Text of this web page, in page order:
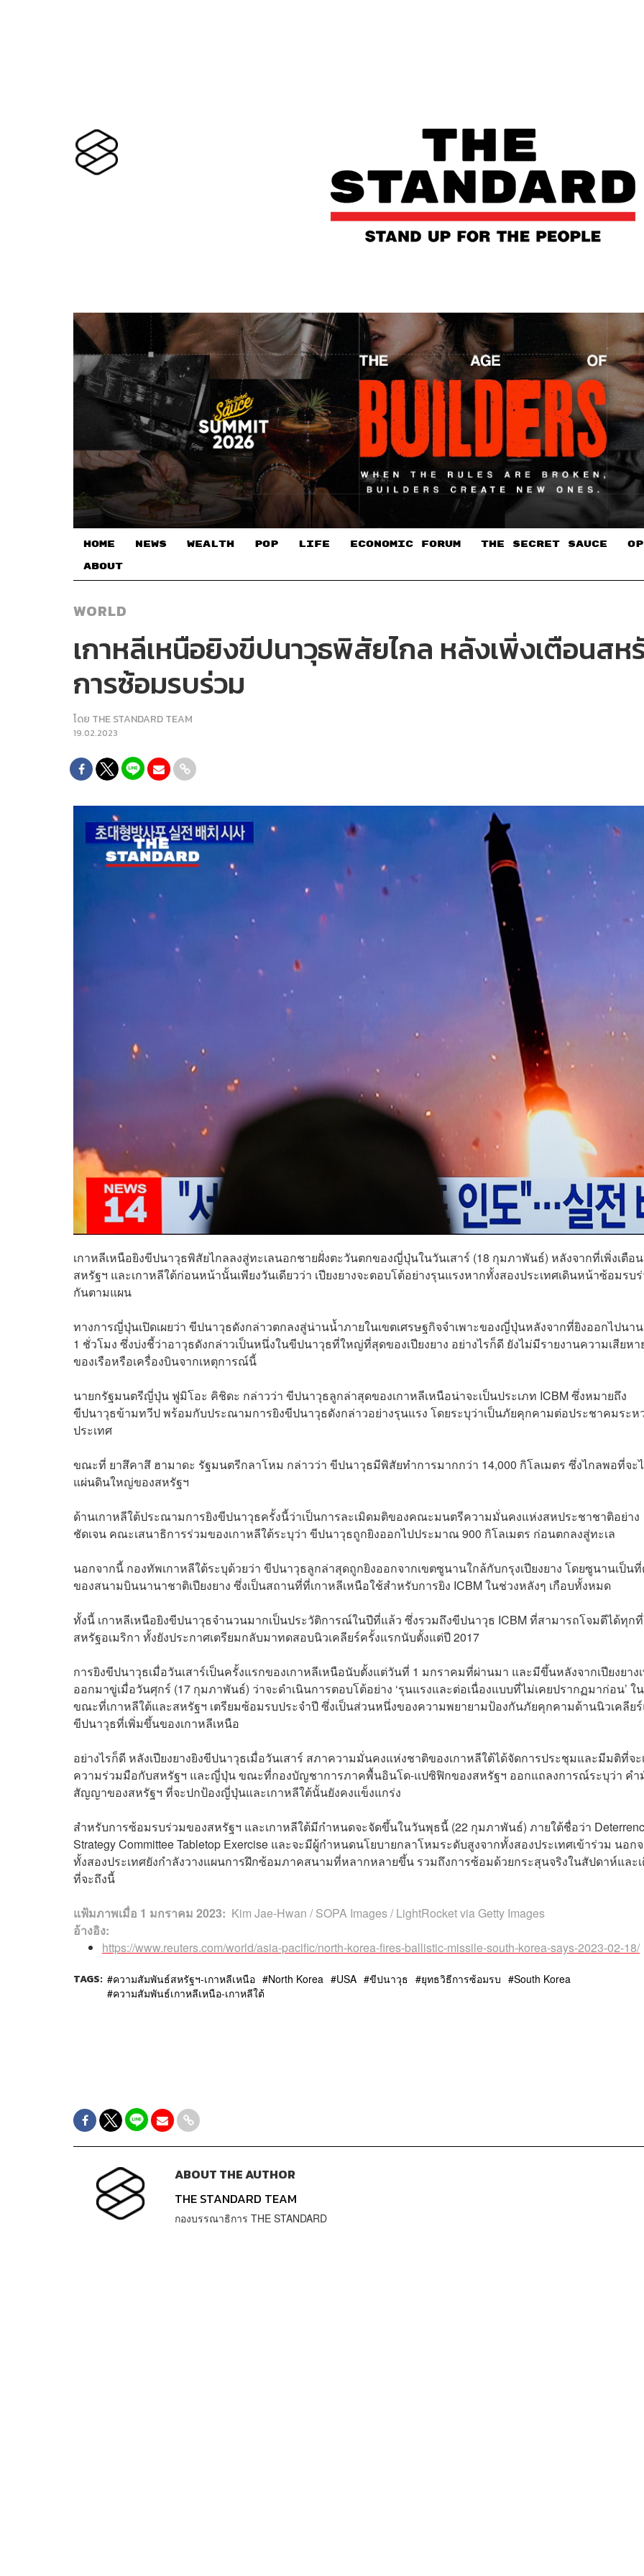
HOME NEWS WEALTH POP LIFE ECONOMIC FORUM THE SECRET SAUCE​
ABOUT
WORLD
เกาหลีเหนือยิงขีปนาวุธพิสัยไกล หลังเพิ่งเตือนสห
การซ้อมรบร่วม
โดย THE STANDARD TEAM
19.02.2023
เกาหลีเหนือยิงขีปนาวุธพิสัยไกลลงสู่ทะเลนอกชายฝั่งตะวันตกของญี่ปุ่นในวันเสาร์ (18 กุมภาพันธ์) หลังจากที่เพิ่งเตือน
สหรัฐฯ และเกาหลีใต้ก่อนหน้านั้นเพียงวันเดียวว่า เปียงยางจะตอบโต้อย่างรุนแรงหากทั้งสองประเทศเดินหน้าซ้อมรบ
กันตามแผน
ทางการญี่ปุ่นเปิดเผยว่า ขีปนาวุธดังกล่าวตกลงสู่น่านน้ำภายในเขตเศรษฐกิจจำเพาะของญี่ปุ่นหลังจากที่ยิงออกไปนา
1 ชั่วโมง ซึ่งบ่งชี้ว่าอาวุธดังกล่าวเป็นหนึ่งในขีปนาวุธที่ใหญ่ที่สุดของเปียงยาง อย่างไรก็ดี ยังไม่มีรายงานความเสียหา
ของเรือหรือเครื่องบินจากเหตุการณ์นี้
นายกรัฐมนตรีญี่ปุ่น ฟูมิโอะ คิชิดะ กล่าวว่า ขีปนาวุธลูกล่าสุดของเกาหลีเหนือน่าจะเป็นประเภท ICBM ซึ่งหมายถึง
ขีปนาวุธข้ามทวีป พร้อมกับประณามการยิงขีปนาวุธดังกล่าวอย่างรุนแรง โดยระบุว่าเป็นภัยคุกคามต่อประชาคมระห
ประเทศ
ขณะที่ ยาสึคาสึ ฮามาดะ รัฐมนตรีกลาโหม กล่าวว่า ขีปนาวุธมีพิสัยทำการมากกว่า 14,000 กิโลเมตร ซึ่งไกลพอที่จะ
แผ่นดินใหญ่ของสหรัฐฯ
ด้านเกาหลีใต้ประณามการยิงขีปนาวุธครั้งนี้ว่าเป็นการละเมิดมติของคณะมนตรีความมั่นคงแห่งสหประชาชาติอย่าง
ชัดเจน คณะเสนาธิการร่วมของเกาหลีใต้ระบุว่า ขีปนาวุธถูกยิงออกไปประมาณ 900 กิโลเมตร ก่อนตกลงสู่ทะเล
นอกจากนี้ กองทัพเกาหลีใต้ระบุด้วยว่า ขีปนาวุธลูกล่าสุดถูกยิงออกจากเขตซูนานใกล้กับกรุงเปียงยาง โดยซูนานเป็น
ของสนามบินนานาชาติเปียงยาง ซึ่งเป็นสถานที่ที่เกาหลีเหนือใช้สำหรับการยิง ICBM ในช่วงหลังๆ เกือบทั้งหมด
ทั้งนี้ เกาหลีเหนือยิงขีปนาวุธจำนวนมากเป็นประวัติการณ์ในปีที่แล้ว ซึ่งรวมถึงขีปนาวุธ ICBM ที่สามารถโจมตีได้ทุก
สหรัฐอเมริกา ทั้งยังประกาศเตรียมกลับมาทดสอบนิวเคลียร์ครั้งแรกนับตั้งแต่ปี 2017
การยิงขีปนาวุธเมื่อวันเสาร์เป็นครั้งแรกของเกาหลีเหนือนับตั้งแต่วันที่ 1 มกราคมที่ผ่านมา และมีขึ้นหลังจากเปียงยาง
ออกมาขู่เมื่อวันศุกร์ (17 กุมภาพันธ์) ว่าจะดำเนินการตอบโต้อย่าง ‘รุนแรงและต่อเนื่องแบบที่ไม่เคยปรากฏมาก่อน’ ใน
ขณะที่เกาหลีใต้และสหรัฐฯ เตรียมซ้อมรบประจำปี ซึ่งเป็นส่วนหนึ่งของความพยายามป้องกันภัยคุกคามด้านนิวเคลีย
ขีปนาวุธที่เพิ่มขึ้นของเกาหลีเหนือ
อย่างไรก็ดี หลังเปียงยางยิงขีปนาวุธเมื่อวันเสาร์ สภาความมั่นคงแห่งชาติของเกาหลีใต้ได้จัดการประชุมและมีมติที่จ
ความร่วมมือกับสหรัฐฯ และญี่ปุ่น ขณะที่กองบัญชาการภาคพื้นอินโด-แปซิฟิกของสหรัฐฯ ออกแถลงการณ์ระบุว่า ค
สัญญาของสหรัฐฯ ที่จะปกป้องญี่ปุ่นและเกาหลีใต้นั้นยังคงแข็งแกร่ง
สำหรับการซ้อมรบร่วมของสหรัฐฯ และเกาหลีใต้มีกำหนดจะจัดขึ้นในวันพุธนี้ (22 กุมภาพันธ์) ภายใต้ชื่อว่า
Strategy Committee Tabletop Exercise และจะมีผู้กำหนดนโยบายกลาโหมระดับสูงจากทั้งสองประเทศเข้าร่วม นอก
ทั้งสองประเทศยังกำลังวางแผนการฝึกซ้อมภาคสนามที่หลากหลายขึ้น รวมถึงการซ้อมด้วยกระสุนจริงในสัปดาห์และ
ที่จะถึงนี้
แฟ้มภาพเมื่อ 1 มกราคม 2023: Kim Jae-Hwan / SOPA Images / LightRocket via Getty Images
อ้างอิง:
https://www.reuters.com/world/asia-pacific/north-korea-fires-ballistic-missile-south-korea-says-2023-02-18/
TAGS: ความสัมพันธ์สหรัฐฯ-เกาหลีเหนือ North Korea USA ขีปนาวุธ ยุทธวิธีการซ้อมรบ
South Korea
ความสัมพันธ์เกาหลีเหนือ-เกาหลีใต้
ABOUT THE AUTHOR
THE STANDARD TEAM
กองบรรณาธิการ THE STANDARD